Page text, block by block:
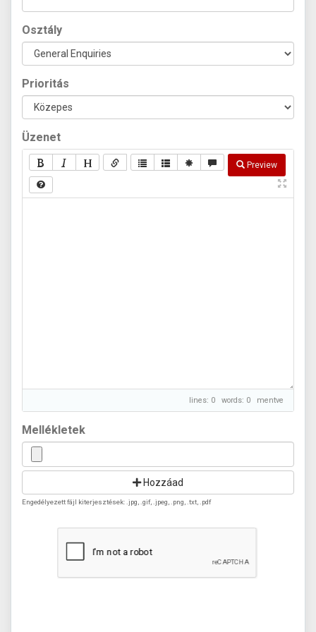
Osztály
Prioritás
Üzenet
Preview
lines: 0 words: 0 mentve
Mellékletek
Hozzáad
Engedélyezett fájl kiterjesztések: .jpg, .gif, .jpeg, .png, .txt, .pdf